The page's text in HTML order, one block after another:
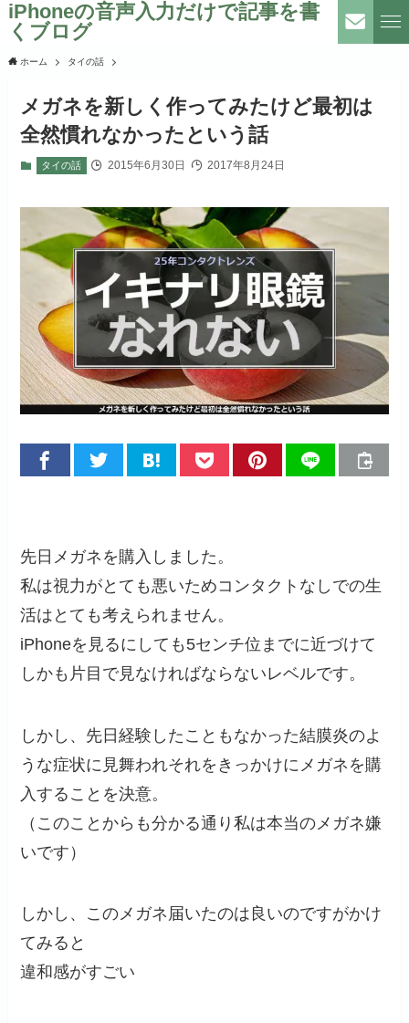
iPhoneの音声入力だけで記事を書
くブログ
ホーム タイの話
メガネを新しく作ってみたけど最初は
全然慣れなかったという話
タイの話 2015年6月30日 2017年8月24日
先日メガネを購入しました。
私は視力がとても悪いためコンタクトなしでの生
活はとても考えられません。
iPhoneを見るにしても5センチ位までに近づけて
しかも片目で見なければならないレベルです。
しかし、先日経験したこともなかった結膜炎のよ
うな症状に見舞われそれをきっかけにメガネを購
入することを決意。
（このことからも分かる通り私は本当のメガネ嫌
いです）
しかし、このメガネ届いたのは良いのですがかけ
てみると
違和感がすごい